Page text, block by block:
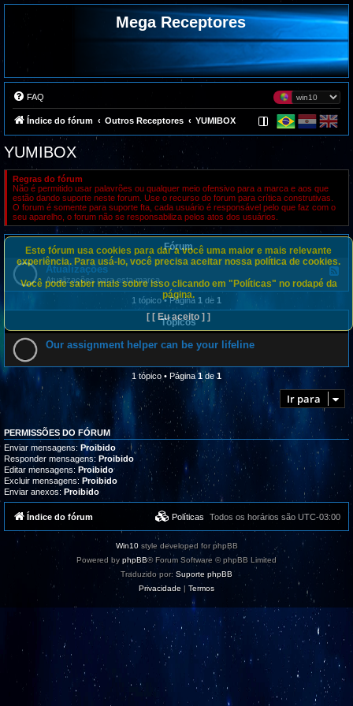
Mega Receptores
FAQ
Índice do fórum Outros Receptores YUMIBOX
YUMIBOX
Regras do fórum
Não é permitido usar palavrões ou qualquer meio ofensivo para a marca e aos que
estão dando suporte neste forum. Use o recurso do forum para crítica construtivas.
O forum é somente para suporte fta, cada usuário é responsável pelo que faz com o
seu aparelho, o forum não se responsabiliza pelos atos dos usuários.
Fórum
u
ç
e
Atualizações
Atualizações para esta marca
1 tópico • Página 1 de 1
Tópicos
Our assignment helper can be your lifeline
1 tópico • Página 1de1
Ir para
PERMISSÕES DO FÓRUM
Enviar mensagens: Proibido
Responder mensagens: Proibido
Editar mensagens: Proibido
Excluir mensagens: Proibido
Enviar anexos: Proibido
Este fórum usa cookies para dar a você uma maior e mais relevante
experiência. Para usá-lo, você precisa aceitar nossa política de cookies.
Você pode saber mais sobre isso clicando em "Políticas" no rodapé da
página.
[ [ Eu aceito ] ]
Índice do fórum Todos os horários são UTC-03:00
Políticas
Win10style developed for phpBB
Powered by phpBB® Forum Software © phpBB Limited
Traduzido por: Suporte phpBB
Privacidade | Termos